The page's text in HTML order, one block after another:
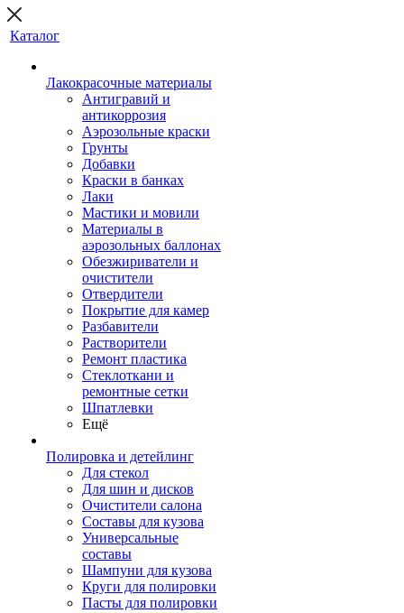
Каталог
Лакокрасочные материалы
Антигравий и
антикоррозия
Аэрозольные краски
Грунты
Добавки
Краски в банках
Лаки
Мастики и мовили
Материалы в
аэрозольных баллонах
Обезжириватели и
очистители
Отвердители
Покрытие для камер
Разбавители
Растворители
Ремонт пластика
Стеклоткани и
ремонтные сетки
Шпатлевки
Ещё
Полировка и детейлинг
Для стекол
Для шин и дисков
Очистители салона
Составы для кузова
Универсальные
составы
Шампуни для кузова
Круги для полировки
Пасты для полировки